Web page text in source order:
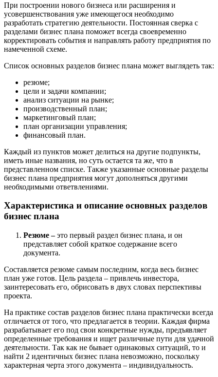
При построении нового бизнеса или расширения и
усовершенствования уже имеющегося необходимо
разработать стратегию деятельности. Постоянная сверка с
разделами бизнес плана поможет всегда своевременно
корректировать события и направлять работу предприятия по
намеченной схеме.
Список основных разделов бизнес плана может выглядеть так:
резюме;
цели и задачи компании;
анализ ситуации на рынке;
производственный план;
маркетинговый план;
план организации управления;
финансовый план.
Каждый из пунктов может делиться на другие подпункты,
иметь иные названия, но суть остается та же, что в
представленном списке. Также указанные основные разделы
бизнес плана предприятия могут дополняться другими
необходимыми ответвлениями.
Характеристика и описание основных разделов
бизнес плана
Резюме –это первый раздел бизнес плана, и он
представляет собой краткое содержание всего
документа.
Составляется резюме самым последним, когда весь бизнес
план уже готов. Цель раздела – привлечь инвестора,
заинтересовать его, обрисовать в двух словах перспективы
проекта.
На практике состав разделов бизнес плана практически всегда
отличается от того, что предлагается в теории. Каждая фирма
разрабатывает его под свои конкретные нужды, предъявляет
определенные требования и ищет различные пути для удачной
деятельности. Так как не бывает одинаковых ситуаций, то и
найти 2 идентичных бизнес плана невозможно, поскольку
характерная черта этого документа – индивидуальность.